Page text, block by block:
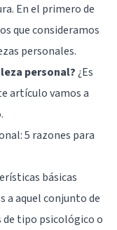
En el primero de
que consideramos
personales.
personal?¿Es
artículo vamos a
5 razones para
básicas
a aquel conjunto de
de tipo psicológico o